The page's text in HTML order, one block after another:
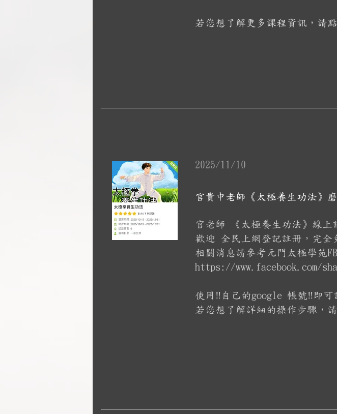
若您想了解更多課程資訊，請
2025/11/10
官貴中老師《太極養生功法》
官老師 《太極養生功法》線上
歡迎 全民上網登記註冊，完全
相關消息請參考元門太極學苑FB
https://www.facebook.com/
使用‼️自己的google 帳號‼️即可
若您想了解詳細的操作步驟，